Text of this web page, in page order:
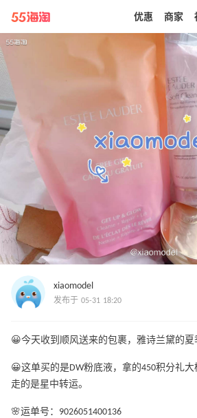
带你去官网买正品
优惠 商家
xiaomodel
发布于 05-31 18:20
😀今天收到顺风送来的包裹，雅诗兰黛的夏
😀这单买的是DW粉底液，拿的450积分礼大
走的是星中转运。
🌸运单号：9026051400136